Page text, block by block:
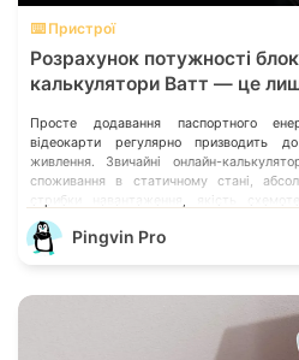
⌨️ Пристрої
Розрахунок потужності
калькулятори Ватт — це
Просте додавання паспортного
відеокарти регулярно призводить
живлення. Звичайні онлайн-
споживання в статичному стані,
стрибки навантаження, якість
окремих лініях. Розберімо, які технічні
надійність системи живлення та
гарантованим запасом міцності.
ЧИТАТИ
Pingvin Pro